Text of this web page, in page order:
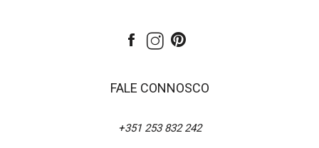
FALE CONNOSCO
+351 253 832 242